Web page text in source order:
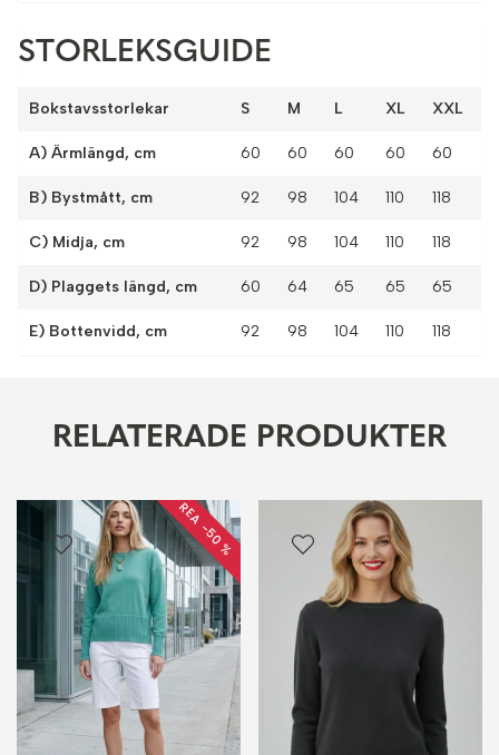
STORLEKSGUIDE
Bokstavsstorlekar S M L XL XXL
A) Ärmlängd, cm 60 60 60 60 60
B) Bystmått, cm 92 98 104 110 118
C) Midja, cm 92 98 104 110 118
D) Plaggets längd, cm 60 64 65 65 65
E) Bottenvidd, cm 92 98 104 110 118
RELATERADE PRODUKTER
REA −50 %